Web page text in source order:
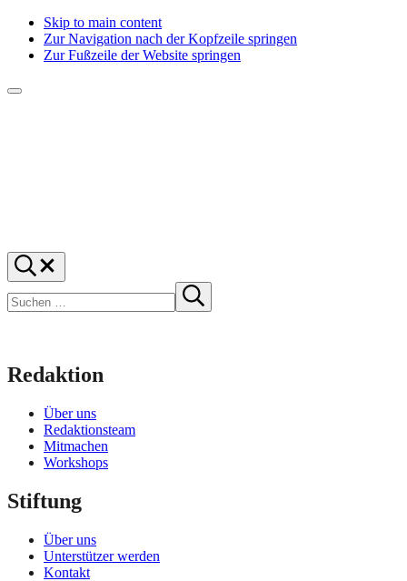
Skip to main content
Zur Navigation nach der Kopfzeile springen
Zur Fußzeile der Website springen
Menü
f1rstlife
Und
was
denkst
du?
Suchen
…
Suche
starten
Redaktion
Über uns
Redaktionsteam
Mitmachen
Workshops
Stiftung
Über uns
Unterstützer werden
Kontakt